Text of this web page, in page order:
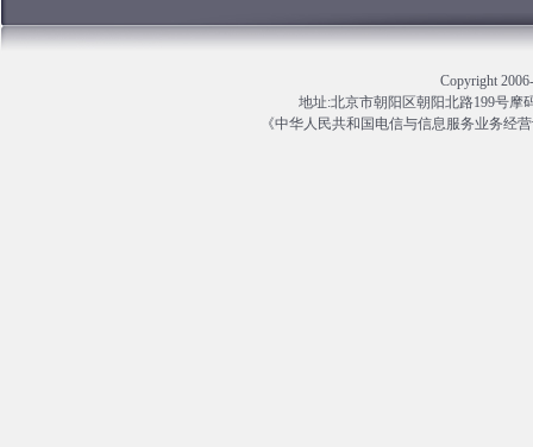
Copyright
地址:北京市朝阳区朝阳北路199号摩
《中华人民共和国电信与信息服务业务经